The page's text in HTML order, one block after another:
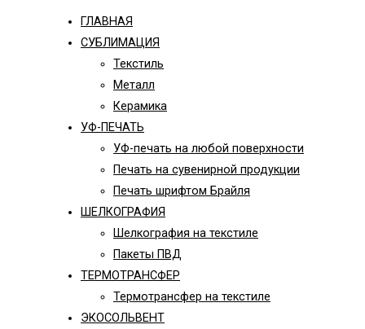
ГЛАВНАЯ
СУБЛИМАЦИЯ
Текстиль
Металл
Керамика
УФ-ПЕЧАТЬ
УФ-печать на любой поверхности
Печать на сувенирной продукции
Печать шрифтом Брайля
ШЕЛКОГРАФИЯ
Шелкография на текстиле
Пакеты ПВД
ТЕРМОТРАНСФЕР
Термотрансфер на текстиле
ЭКОСОЛЬВЕНТ